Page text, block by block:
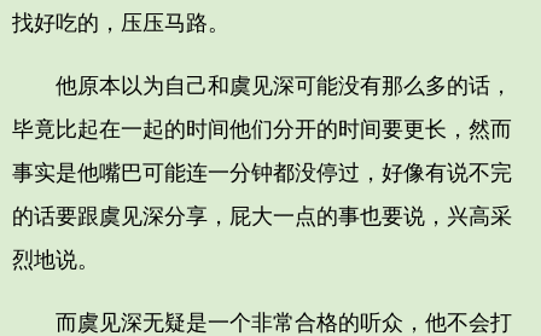
找好吃的，压压马路。
他原本以为自己和虞见深可能没有那么多的话，
毕竟比起在一起的时间他们分开的时间要更长，然而
事实是他嘴巴可能连一分钟都没停过，好像有说不完
的话要跟虞见深分享，屁大一点的事也要说，兴高采
烈地说。
而虞见深无疑是一个非常合格的听众，他不会打